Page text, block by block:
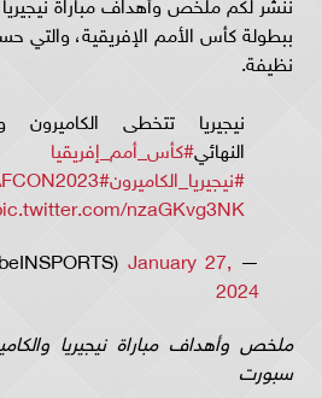
ببطولة كأس الأمم الإفريقية، والتي
نظيفة.
نيجيريا تتخطى
النهائي#كأس_أمم_إفريقيا
#نيجيريا_الكاميرون#TotalEnergiesAFCON2023
nzaGKvg3NK
— beIN SPORTS (@beINSPORTS)
January 27,
2024
ملخص وأهداف مباراة نيجيريا
سبورت